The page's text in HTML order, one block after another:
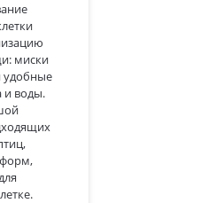
миски
удобные
и воды.